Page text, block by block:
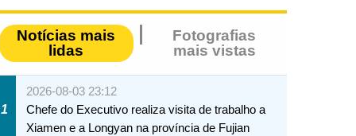
Notícias mais
lidas
Fotografias
mais vistas
1
2026-08-03 23:12
Chefe do Executivo realiza visita de trabalho a
Xiamen e a Longyan na província de Fujian